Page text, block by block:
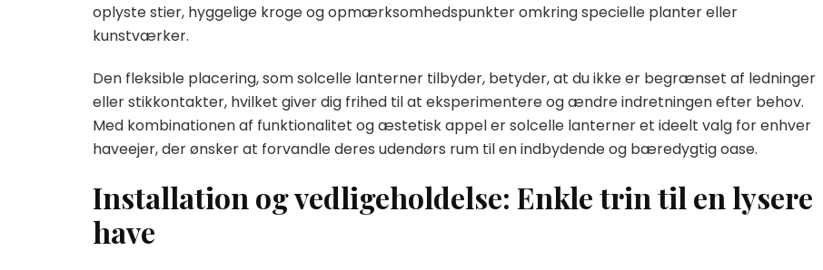
oplyste stier, hyggelige kroge og opmærksomhedspunkter omkring specielle planter eller
kunstværker.
Den fleksible placering, som solcelle lanterner tilbyder, betyder, at du ikke er begrænset af ledninger
eller stikkontakter, hvilket giver dig frihed til at eksperimentere og ændre indretningen efter behov.
Med kombinationen af funktionalitet og æstetisk appel er solcelle lanterner et ideelt valg for enhver
haveejer, der ønsker at forvandle deres udendørs rum til en indbydende og bæredygtig oase.
Installation og vedligeholdelse: Enkle trin til en lysere
have